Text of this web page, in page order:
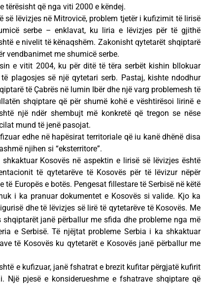
tërësisht që nga viti 2000 e këndej.
së lëvizjes në Mitrovicë, problem tjetër i kufizimit të lirisë
serbe – enklavat, ku liria e lëvizjes për të gjithë
e nivelit të kënaqshëm. Zakonisht qytetarët shqiptarë
vendbanimet me shumicë serbe.
e vitit 2004, ku për ditë të tëra serbët kishin bllokuar
plagosjes së një qytetari serb. Pastaj, kishte ndodhur
të Çabrës në lumin Ibër dhe një varg problemesh të
shqiptare që për shumë kohë e vështirësoi lirinë e
një ndër shembujt më konkretë që tregon se nëse
mund të jenë pasojat.
edhe në hapësirat territoriale që iu kanë dhënë disa
njihen si “eksterritore”.
Kosovës në aspektin e lirisë së lëvizjes është
të qytetarëve të Kosovës për të lëvizur nëpër
të Europës e botës. Pengesat fillestare të Serbisë në këtë
i ka pranuar dokumentet e Kosovës si valide. Kjo ka
dhe të lëvizjes së lirë të qytetarëve të Kosovës. Me
janë përballur me sfida dhe probleme nga më
e Serbisë. Të njëjtat probleme Serbia i ka shkaktuar
të Kosovës ku qytetarët e Kosovës janë përballur me
e kufizuar, janë fshatrat e brezit kufitar përgjatë kufirit
Një pjesë e konsiderueshme e fshatrave shqiptare që